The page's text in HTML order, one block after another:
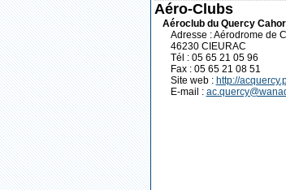
Aéro-Clubs
Aéroclub du Quercy
Adresse : Aérodrome de
46230 CIEURAC
Tél : 05 65 21 05 96
Fax : 05 65 21 08 51
Site web : http://
E-mail :